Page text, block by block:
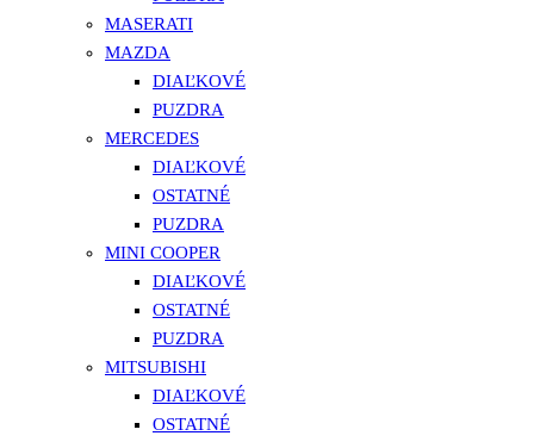
MASERATI
MAZDA
DIAĽKOVÉ
PUZDRA
MERCEDES
DIAĽKOVÉ
OSTATNÉ
PUZDRA
MINI COOPER
DIAĽKOVÉ
OSTATNÉ
PUZDRA
MITSUBISHI
DIAĽKOVÉ
OSTATNÉ